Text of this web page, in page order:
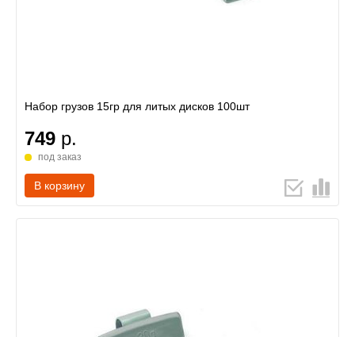
Набор грузов 15гр для литых дисков 100шт
749 р.
под заказ
В корзину